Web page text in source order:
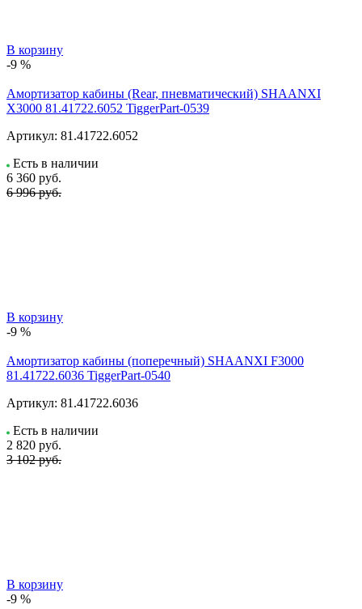
В корзину
-9 %
Амортизатор кабины (Rear, пневматический) SHAANXI
X3000 81.41722.6052 TiggerPart-0539
Артикул: 81.41722.6052
Есть в наличии
6 360 руб.
6 996 руб.
В корзину
-9 %
Амортизатор кабины (поперечный) SHAANXI F3000
81.41722.6036 TiggerPart-0540
Артикул: 81.41722.6036
Есть в наличии
2 820 руб.
3 102 руб.
В корзину
-9 %